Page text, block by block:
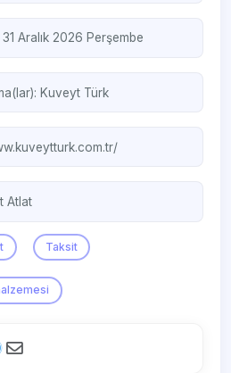
Aralık 2026 Perşembe
Kuveyt Türk
Atlat
Taksit